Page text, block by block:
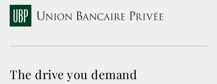
The drive you demand